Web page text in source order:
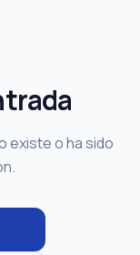
existe o ha sido